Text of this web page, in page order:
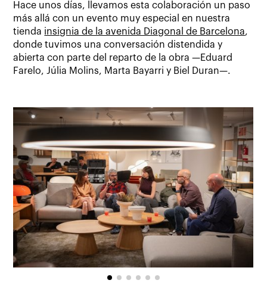
Hace unos días, llevamos esta colaboración un paso
más allá con un evento muy especial en nuestra
tienda insignia de la avenida Diagonal de Barcelona,
donde tuvimos una conversación distendida y
abierta con parte del reparto de la obra —Eduard
Farelo, Júlia Molins, Marta Bayarri y Biel Duran—.